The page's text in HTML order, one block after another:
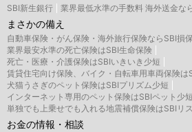
SBI新生銀行 業界最低水準の手数料 海外送金な
まさかの備え
自動車保険・がん保険・海外旅行保険ならSBI損保
業界最安水準の死亡保険はSBI生命保険
死亡・医療・介護保険はSBIいきいき少短
賃貸住宅向け保険、バイク・自転車用車両保険は
犬猫うさぎのペット保険はSBIプリズム少短
インターネット専用のペット保険はSBIペット少短
単独でも上乗せでも入れる地震補償保険はSBIリ
お金の情報・相談